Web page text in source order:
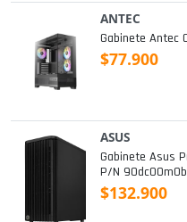
ANTEC
Gabinete Antec
$77.900
ASUS
Gabinete Asus
P/n
$132.900